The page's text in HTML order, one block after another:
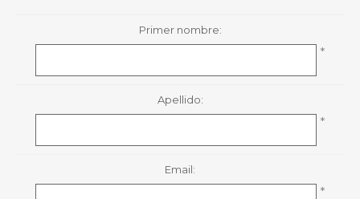
Primer nombre:
*
Apellido:
*
Email:
*